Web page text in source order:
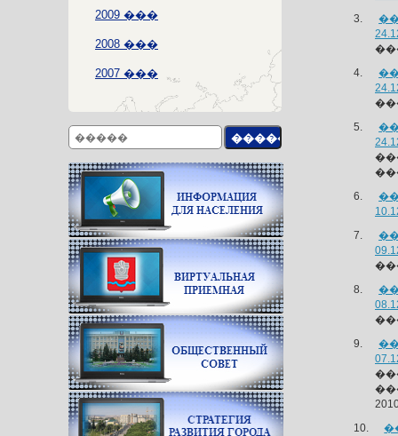
2009 ���
2008 ���
2007 ���